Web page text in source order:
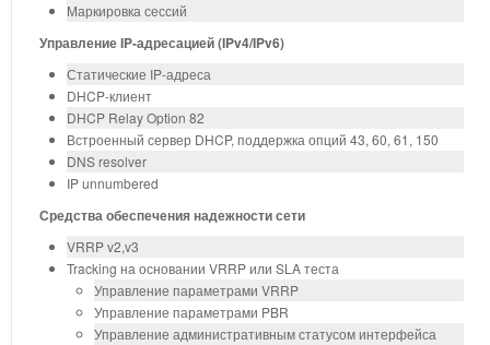
Маркировка сессий
Управление IP-адресацией (IPv4/IPv6)
Статические IP-адреса
DHCP-клиент
DHCP Relay Option 82
Встроенный сервер DHCP, поддержка опций 43, 60, 61, 150
DNS resolver
IP unnumbered
Средства обеспечения надежности сети
VRRP v2,v3
Tracking на основании VRRP или SLA теста
Управление параметрами VRRP
Управление параметрами PBR
Управление административным статусом интерфейса